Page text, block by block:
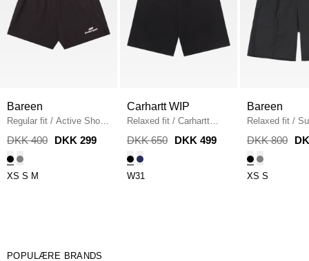
Bareen
Regular fit / Active Shorts
/ BLACK
DKK 400 DKK 299
XS S M
Carhartt WIP
Relaxed fit / Carhartt
Simple Shorts / BLACK
DKK 650 DKK 499
W31
Bareen
Relaxed fit /
BLACK
DKK 800
XS S
POPULÆRE BRANDS